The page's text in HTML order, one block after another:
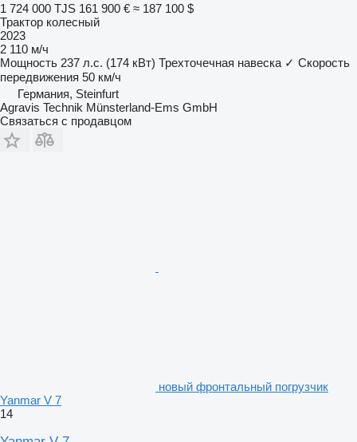
1 724 000 TJS 161 900 € ≈ 187 100 $
Трактор колесный
2023
2 110 м/ч
Мощность 237 л.с. (174 кВт) Трехточечная навеска ✓ Скорость
передвижения 50 км/ч
Германия, Steinfurt
Agravis Technik Münsterland-Ems GmbH
Связаться с продавцом
новый фронтальный погрузчик
Yanmar V 7
14